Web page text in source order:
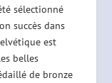
sélectionné
succès dans
est
belles
de bronze